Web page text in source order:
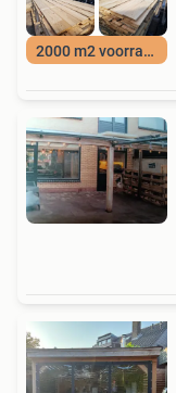
2000 m2 voorraad